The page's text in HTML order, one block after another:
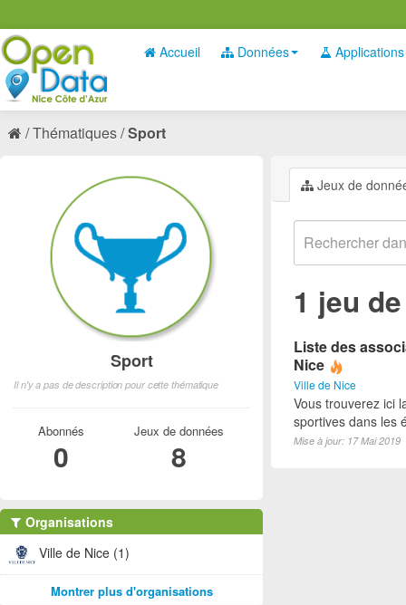
Accueil Données Applications
Thématiques Sport
Jeux de
1 jeu
Liste des
Nice
Ville de Nice
Vous trouverez ici
sportives dans les
Mise à jour: 17 Mai 2019
Sport
Il n'y a pas de description pour cette thématique
Abonnés
0
Jeux de données
8
Organisations
Ville de Nice (1)
Montrer plus d'organisations